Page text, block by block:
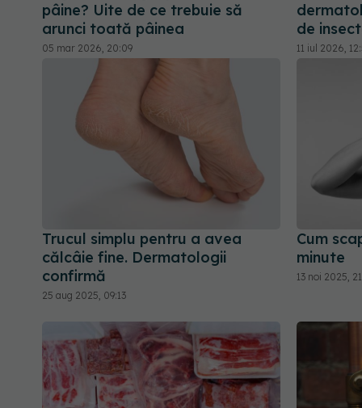
pâine? Uite de ce trebuie să
arunci toată pâinea
05 mar 2026, 20:09
de
11 iul 2026,
Trucul simplu pentru a avea
călcâie fine. Dermatologii
confirmă
25 aug 2025, 09:13
Cum
minute
13 noi 2025,